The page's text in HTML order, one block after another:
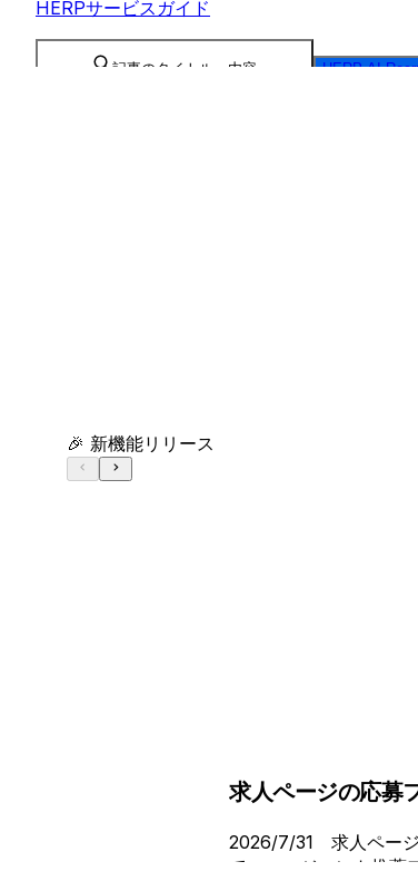
HERPサービスガイド
記事のタイトル、内容 HERP AI
🎉 新機能リリース
求人ページの応募
2026/7/31 求人ページ
て、エージェント推薦